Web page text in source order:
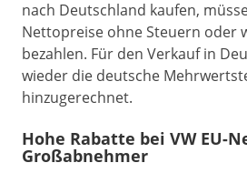
nach Deutschland kaufen,
Nettopreise ohne Steuern oder
bezahlen. Für den Verkauf in
wieder die deutsche
hinzugerechnet.
Hohe Rabatte bei VW EU-
Großabnehmer